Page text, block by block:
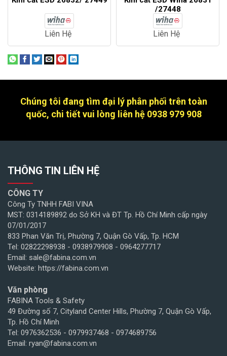
Liên Hệ
/27448
Liên Hệ
Chúng tôi đang tìm đại lý phân phối trên toàn
quốc, chi tiết vui lòng liên hệ 0938 979 908
THÔNG TIN LIÊN HỆ
CÔNG TY
Công Ty TNHH FABI VINA
MST: 0314189892 do Sở KH và ĐT Tp. Hồ Chí Minh cấp ngày
07/01/2017
833 Phan Văn Trị, Phường 7, Quận Gò Vấp, Tp. HCM
Tel: 02822298938 - 0938979908 - 0964277717
Email: sale@fabina.com.vn
Website: https://fabina.com.vn
Văn phòng
FABINA Tools & Safety
49 Đường số 7, Cityland Center Hills, Phường 7, Quận Gò Vấp,
Tp. Hồ Chí Minh
Tel: 0976362536 - 0979937468 - 0974689756
Email: ryan@fabina.com.vn